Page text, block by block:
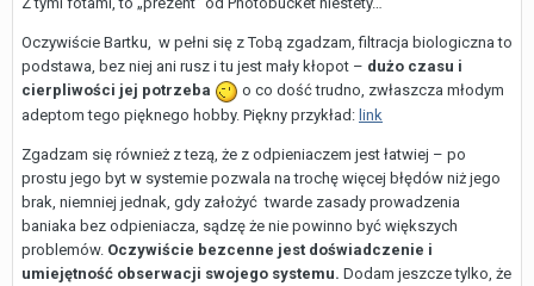
Oczywiście Bartku, w pełni się z Tobą zgadzam, filtracja biologiczna to
podstawa, bez niej ani rusz i tu jest mały kłopot – dużo czasu i
cierpliwości jej potrzeba
o co dość trudno, zwłaszcza młodym
adeptom tego pięknego hobby. Piękny przykład: link
Zgadzam się również z tezą, że z odpieniaczem jest łatwiej – po
prostu jego byt w systemie pozwala na trochę więcej błędów niż jego
brak, niemniej jednak, gdy założyć twarde zasady prowadzenia
baniaka bez odpieniacza, sądzę że nie powinno być większych
problemów. Oczywiście bezcenne jest doświadczenie i
umiejętność obserwacji swojego systemu. Dodam jeszcze tylko, że